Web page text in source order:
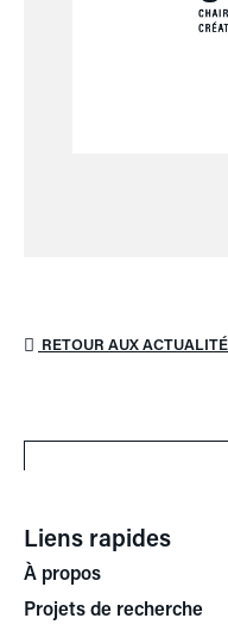
RETOUR AUX
Liens rapides
À propos
Projets de recherche